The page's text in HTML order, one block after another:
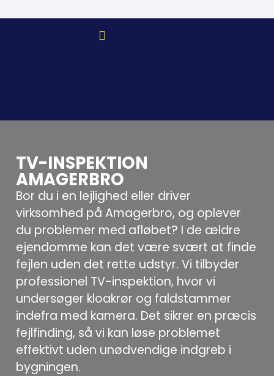
TV-INSPEKTION
AMAGERBRO
Bor du i en lejlighed eller driver
virksomhed på Amagerbro, og oplever
du problemer med afløbet? I de ældre
ejendomme kan det være svært at finde
fejlen uden det rette udstyr. Vi tilbyder
professionel TV-inspektion, hvor vi
undersøger kloakrør og faldstammer
indefra med kamera. Det sikrer en præcis
fejlfinding, så vi kan løse problemet
effektivt uden unødvendige indgreb i
bygningen.